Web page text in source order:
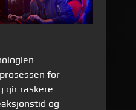
for
gir raskere
og